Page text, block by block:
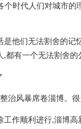
个时代人们对城市
们无法割舍的记
都有一个无法割舍的
风暴席卷淄博。很
顺利进行,淄博高